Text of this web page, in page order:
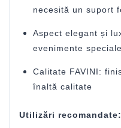
necesită un suport
Aspect elegant și
evenimente speciale
Calitate FAVINI:
înaltă calitate
Utilizări recomandate: